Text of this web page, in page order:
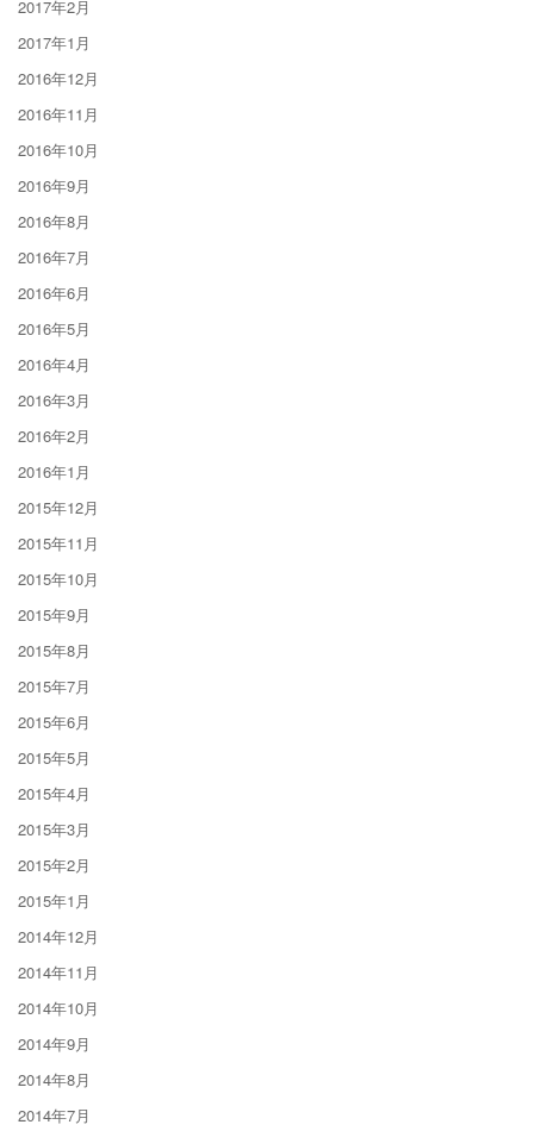
2017年2月
2017年1月
2016年12月
2016年11月
2016年10月
2016年9月
2016年8月
2016年7月
2016年6月
2016年5月
2016年4月
2016年3月
2016年2月
2016年1月
2015年12月
2015年11月
2015年10月
2015年9月
2015年8月
2015年7月
2015年6月
2015年5月
2015年4月
2015年3月
2015年2月
2015年1月
2014年12月
2014年11月
2014年10月
2014年9月
2014年8月
2014年7月